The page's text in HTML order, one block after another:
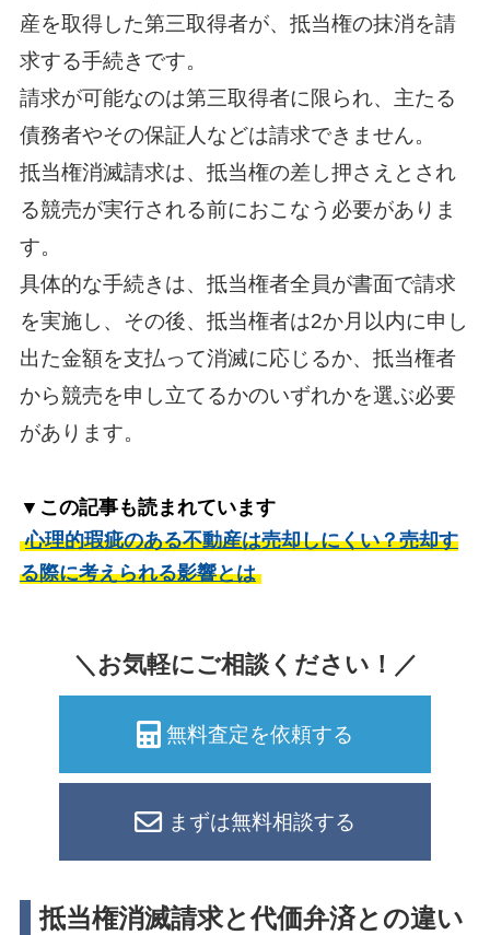
産を取得した第三取得者が、抵当権の抹消を請
求する手続きです。
請求が可能なのは第三取得者に限られ、主たる
債務者やその保証人などは請求できません。
抵当権消滅請求は、抵当権の差し押さえとされ
る競売が実行される前におこなう必要がありま
す。
具体的な手続きは、抵当権者全員が書面で請求
を実施し、その後、抵当権者は2か月以内に申し
出た金額を支払って消滅に応じるか、抵当権者
から競売を申し立てるかのいずれかを選ぶ必要
があります。
▼この記事も読まれています
心理的瑕疵のある不動産は売却しにくい？売却す
る際に考えられる影響とは
＼お気軽にご相談ください！／
無料査定を依頼する
まずは無料相談する
抵当権消滅請求と代価弁済との違い